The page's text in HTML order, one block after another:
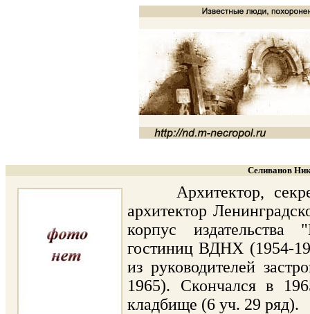
Селиванов
Архитектор,
архитектор
корпус издательства
гостиниц ВДНХ (1954-
из руководителей
1965). Скончался в
кладбище (6 уч. 29 ряд).